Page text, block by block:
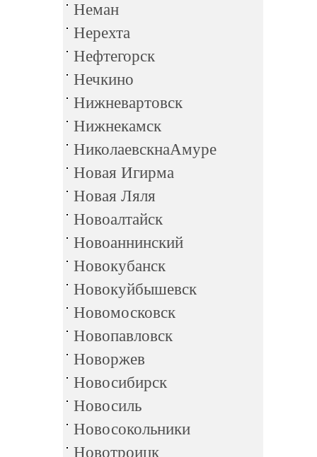
Неман
Нерехта
Нефтегорск
Нечкино
Нижневартовск
Нижнекамск
НиколаевскнаАмуре
Новая Игирма
Новая Ляля
Новоалтайск
Новоаннинский
Новокубанск
Новокуйбышевск
Новомосковск
Новопавловск
Новоржев
Новосибирск
Новосиль
Новосокольники
Новотроицк